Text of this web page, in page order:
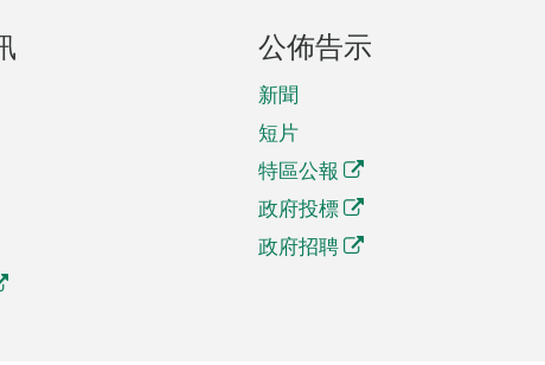
公佈告示
新聞
短片
特區公報
政府投標
政府招聘